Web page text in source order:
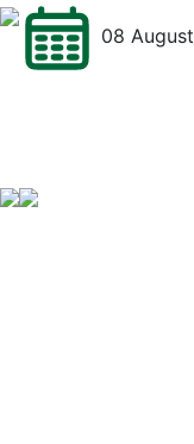
08 August